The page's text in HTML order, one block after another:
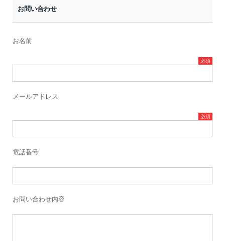
お問い合わせ
お名前
メールアドレス
電話番号
お問い合わせ内容